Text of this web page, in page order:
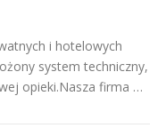
i hotelowych
system techniczny,
opieki.Nasza firma …